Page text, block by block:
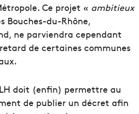
Ce projet « ambitieux
Bouches-du-Rhône,
ne parviendra cependant
de certaines communes
doit (enfin) permettre au
de publier un décret afin